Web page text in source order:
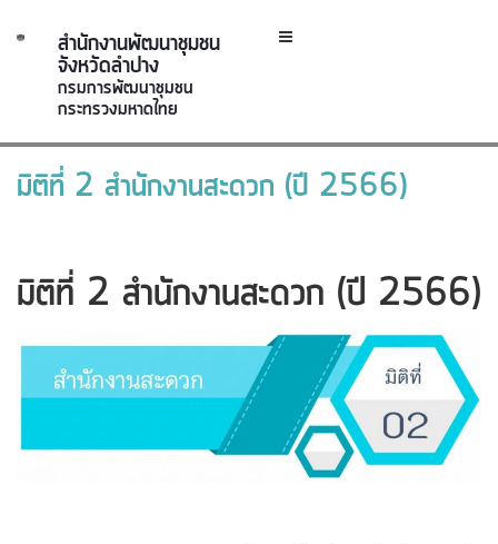
สำนักงานพัฒนาชุมชน
จังหวัดลำปาง
กรมการพัฒนาชุมชน
กระทรวงมหาดไทย
มิติที่ 2 สำนักงานสะดวก (ปี 2566)
มิติที่ 2 สำนักงานสะดวก (ปี 2566)